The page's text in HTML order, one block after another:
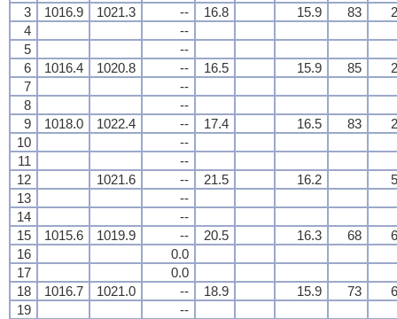
3
1016.9 1021.3 -- 16.8 15.9 83
4
--
5
--
6
1016.4 1020.8 -- 16.5 15.9 85
7
--
8
--
9
1018.0 1022.4 -- 17.4 16.5 83
10
--
11
--
12
1021.6 -- 21.5 16.2
13
--
14
--
15
1015.6 1019.9 -- 20.5 16.3 68
16
0.0
17
0.0
18
1016.7 1021.0 -- 18.9 15.9 73
19
--